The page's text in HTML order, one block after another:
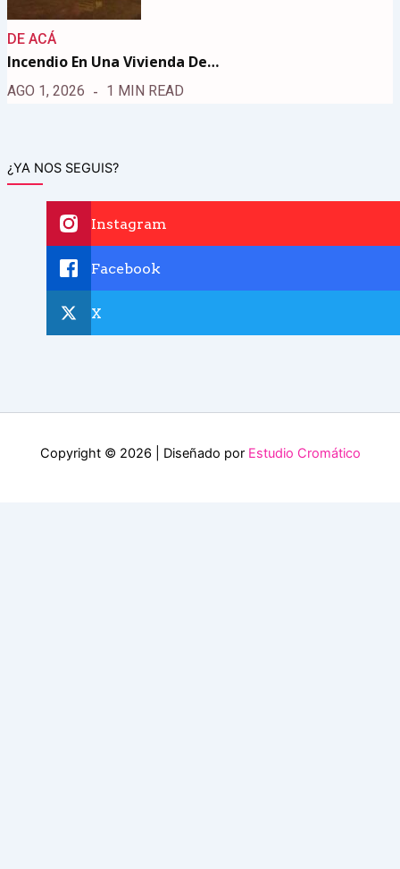
DE ACÁ
Incendio En Una Vivienda De…
AGO 1, 2026 1 MIN READ
¿YA NOS SEGUIS?
Instagram
Facebook
X
Copyright © 2026 | Diseñado por Estudio Cromático